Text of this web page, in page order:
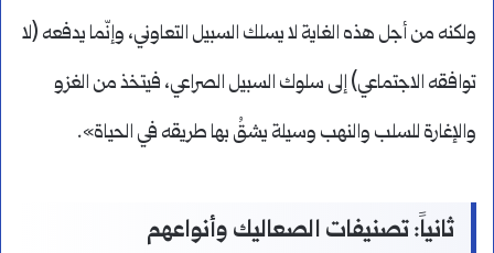
ولكنه من أجل هذه الغاية لا يسلك السبيل التعاوني، وإنّما يدفعه (لا
توافقه الاجتماعي) إلى سلوك السبيل الصراعي، فيتخذ من الغزو
والإغارة للسلب والنهب وسيلة يشقُ بها طريقه في الحياة».
ثانياً: تصنيفات الصعاليك وأنواعهم